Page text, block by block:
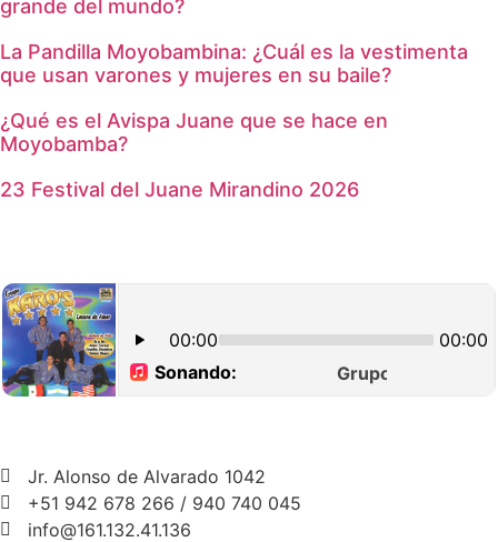
grande del mundo?
La Pandilla Moyobambina: ¿Cuál es la vestimenta
que usan varones y mujeres en su baile?
¿Qué es el Avispa Juane que se hace en
Moyobamba?
23 Festival del Juane Mirandino 2026
Jr. Alonso de Alvarado 1042
+51 942 678 266 / 940 740 045
info@161.132.41.136